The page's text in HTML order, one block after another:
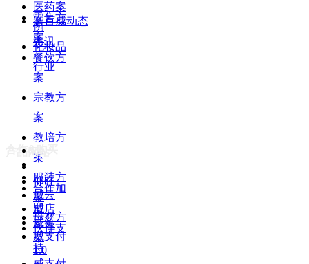
医药案
例
化妆品
行业
零售方
案
餐饮方
案
宗教方
案
教培方
案
服装方
案
母婴方
案
合作&购买
合作加
盟
伙伴支
持
智百威动态
资讯
产品网站
仰旺
威云
威店
威笑
威支付
1.0